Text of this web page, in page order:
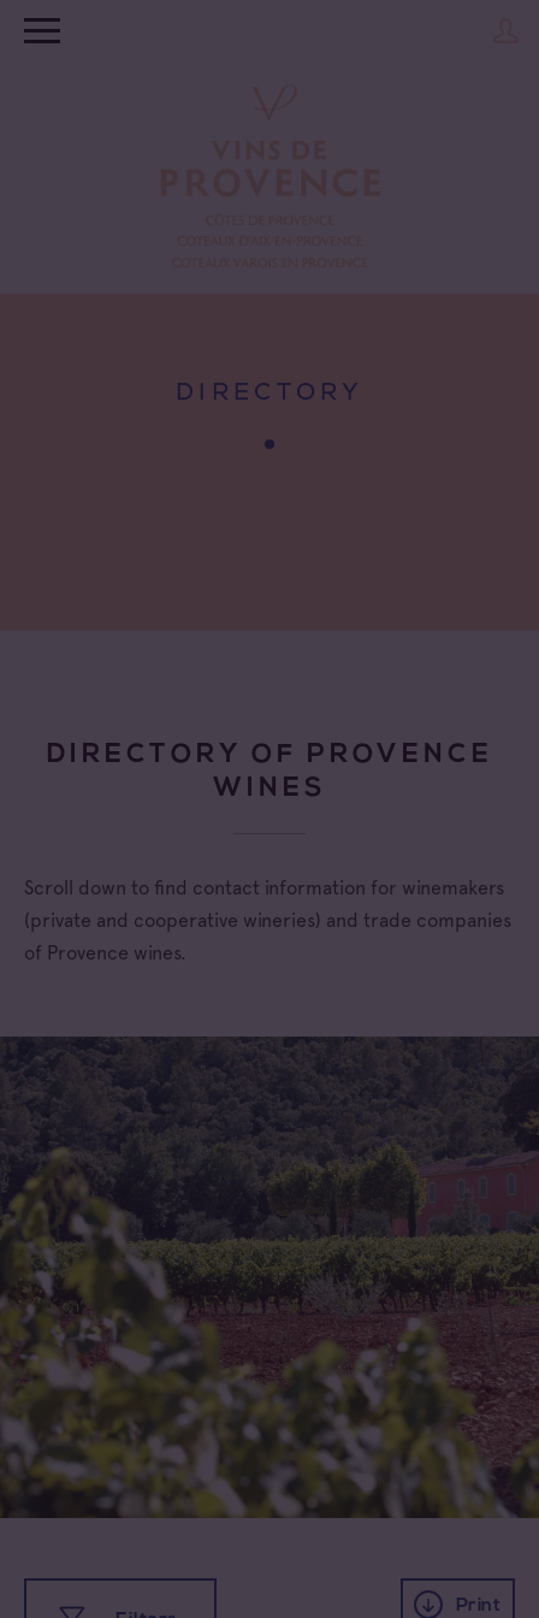
DIRECTORY
DIRECTORY OF PROVENCE
WINES
Scroll down to find contact information for winemakers
(private and cooperative wineries) and trade companies
of Provence wines.
Print